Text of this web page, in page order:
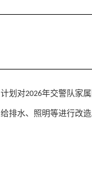
计划对2026年交警队家
给排水、照明等进行改造